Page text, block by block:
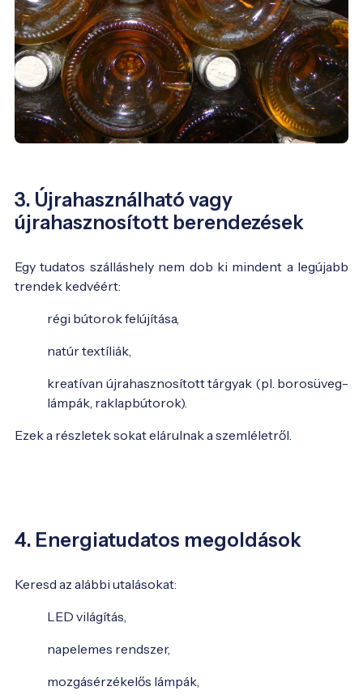
3. Újrahasználható vagy
újrahasznosított berendezések
Egy tudatos szálláshely nem dob ki mindent a legújabb
trendek kedvéért:
régi bútorok felújítása,
natúr textíliák,
kreatívan újrahasznosított tárgyak (pl. borosüveg-
lámpák, raklapbútorok).
Ezek a részletek sokat elárulnak a szemléletről.
4. Energiatudatos megoldások
Keresd az alábbi utalásokat:
LED világítás,
napelemes rendszer,
mozgásérzékelős lámpák,